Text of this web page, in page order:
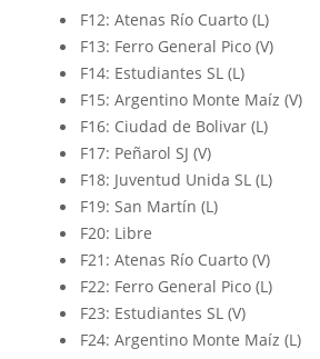
F12: Atenas Río Cuarto (L)
F13: Ferro General Pico (V)
F14: Estudiantes SL (L)
F15: Argentino Monte Maíz (V)
F16: Ciudad de Bolivar (L)
F17: Peñarol SJ (V)
F18: Juventud Unida SL (L)
F19: San Martín (L)
F20: Libre
F21: Atenas Río Cuarto (V)
F22: Ferro General Pico (L)
F23: Estudiantes SL (V)
F24: Argentino Monte Maíz (L)